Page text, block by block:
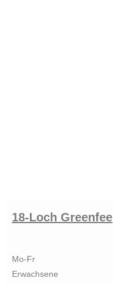
18-Loch Greenfee
Mo-Fr
Erwachsene